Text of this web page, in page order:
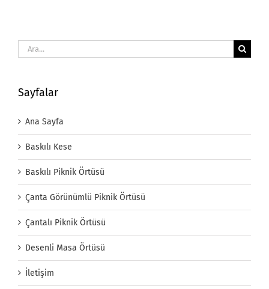
Ara:
Sayfalar
Ana Sayfa
Baskılı Kese
Baskılı Piknik Örtüsü
Çanta Görünümlü Piknik Örtüsü
Çantalı Piknik Örtüsü
Desenli Masa Örtüsü
İletişim